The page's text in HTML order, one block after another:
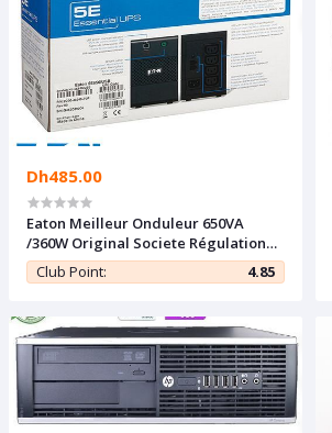
Dh485.00
Eaton Meilleur Onduleur 650VA
/360W Original Societe Régulation
de tension automatique
Club Point: 4.85